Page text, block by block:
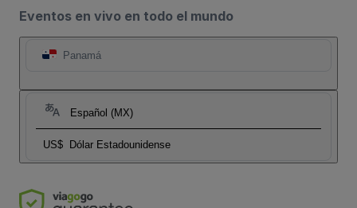
Eventos en vivo en todo el mundo
Panamá
Español (MX)
US$ Dólar Estadounidense